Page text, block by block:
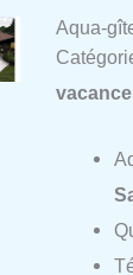
Aqua-